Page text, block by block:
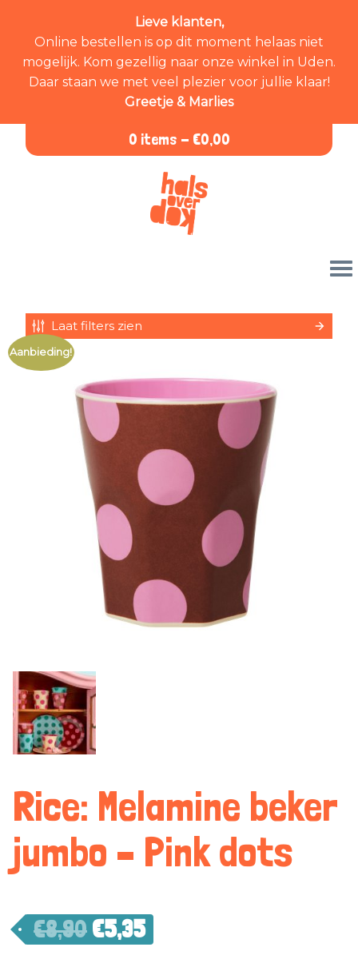
Lieve klanten,
Online bestellen is op dit moment helaas niet
mogelijk. Kom gezellig naar onze winkel in Uden.
Daar staan we met veel plezier voor jullie klaar!
Greetje & Marlies
0 items - €0,00
Laat filters zien
Aanbieding!
Rice: Melamine beker
jumbo – Pink dots
€8,90 €5,35